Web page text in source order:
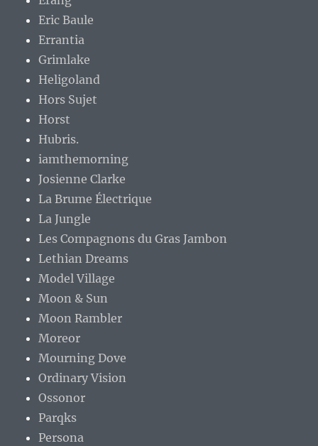
Eric Baule
Errantia
Grimlake
Heligoland
Hors Sujet
Horst
Hubris.
iamthemorning
Josienne Clarke
La Brume Électrique
La Jungle
Les Compagnons du Gras Jambon
Lethian Dreams
Model Village
Moon & Sun
Moon Rambler
Moreor
Mourning Dove
Ordinary Vision
Ossonor
Parqks
Persona